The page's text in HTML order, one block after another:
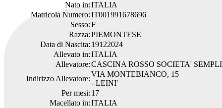
Nato in:ITALIA
Matricola Numero:IT001991678696
Sesso:F
Razza:PIEMONTESE
Data di Nascita: 19122024
Allevato in:ITALIA
Allevatore:CASCINA ROSSO SOCIETA'
Indirizzo Allevatore:
VIA MONTEBIANCO, 15
- LEINI'
Per mesi: 17
Macellato in:ITALIA